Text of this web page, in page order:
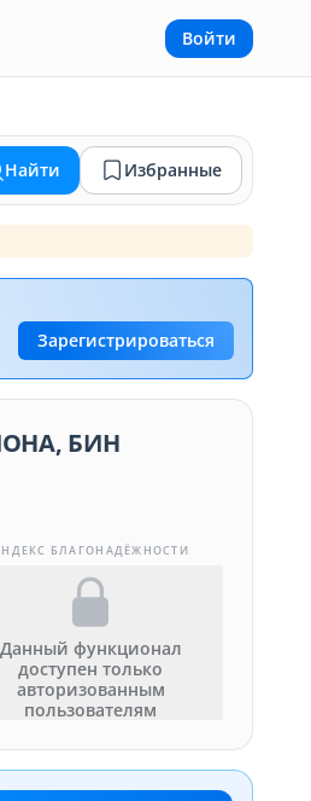
Войти
Найти Избранные
Зарегистрироваться
БИН
БЛАГОНАДЁЖНОСТИ
Данный функционал
доступен только
авторизованным
пользователям